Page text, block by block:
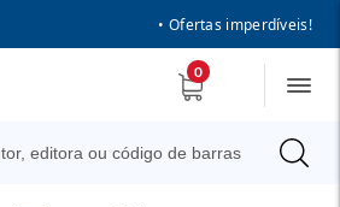
• Ofertas imperdíveis!
0